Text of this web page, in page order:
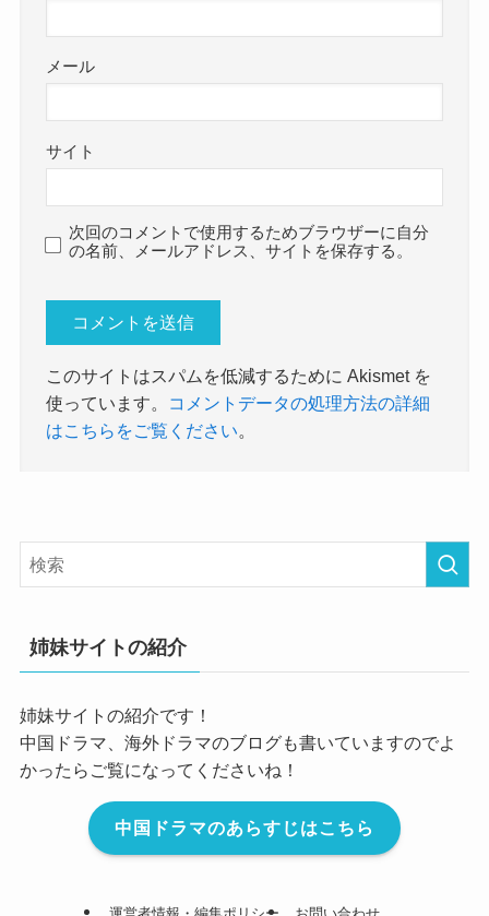
メール
サイト
次回のコメントで使用するためブラウザーに自分
の名前、メールアドレス、サイトを保存する。
このサイトはスパムを低減するために Akismet を
使っています。
コメントデータの処理方法の詳細
はこちらをご覧ください。
姉妹サイトの紹介
姉妹サイトの紹介です！
中国ドラマ、海外ドラマのブログも書いていますのでよ
かったらご覧になってくださいね！
中国ドラマのあらすじはこちら